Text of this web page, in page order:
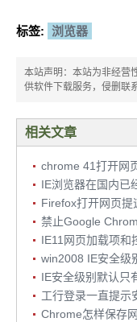
标签: 浏览器
本站声明：本站为非经营
供软件下载服务，侵删联
相关文章
chrome 41打开网
IE浏览器在国内已
Firefox打开网页提
禁止Google
IE11网页加载项和
IE安全级别默认只
工行登录一直提示
Chrome怎样保存